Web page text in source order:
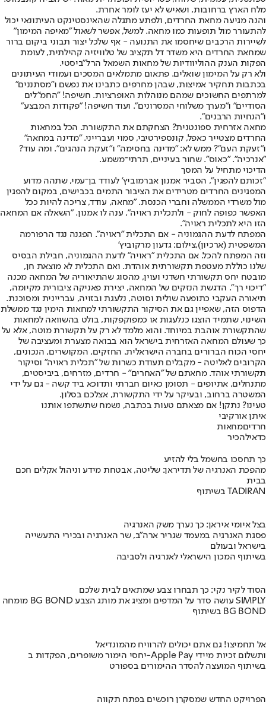
מלח הארץ ברחובות, ושאיש לא יעז לומר אחרת.
והנה מגיעה מחאת החרדים, ולפתע מתגלה שהאינסטינקט העיתונאי יכול
להתעורר מול תופעות כמו מחאה. למשל, אפשר לשאול "מאיפה המימון"
לשיירות הרכבים שיחסמו את התנועה - אף שלכל יצור תבוני ביקום ברור
שמחאת החרדים היא משדר דל תקציב של טלוויזיה קהילתית, לעומת
הפקות הענק ההוליוודיות של מחאות השמאל הרל"ביסטי.
ולא רק על המימון שואלים. פתאום מתמלאים המסכים ועמודי העיתונים
בכתבות תחקיר אמיצות, שבהן מחרפים כתבינו את נפשם ו"מסתננים"
למרתפים החשוכים שמהם מנוהלות האופרציות. חשיפה! "החמ"לים
הסודיים" ו"מערך משלוחי המסרונים". ועוד חשיפה! "פקודות המבצע"
ו"הנחיות הרבנים".
מחאה אזרחית ספונטנית? הצחקתם את התקשורת. הכל במחאות
החרדים מצטייר כאפל, קונספירטיבי, סמוי ועברייני. "מדינה במחאה"
ו"זעקת העם"? ממש לא: "מדינה בחסימה" ו"זעקת הנהגים". ומה עוד?
"אנרכיה". "כאוס". שחור בעיניים, תרתי־משמע.
הדיכוי מתחיל על המסך
"זכותם להפגין", הסביר אמנון אברמוביץ' לעודד בן־עמי, שתהה מדוע
המפגינים החרדים מטרידים את הציבור התמים בכבישים, במקום להפגין
מול משרדי הממשלה וחברי הכנסת. "מחאה, עודד, צריכה להיות ככל
האפשר כפופה לחוק - ולתכלית ראויה", ענה לו אמנון. "השאלה אם המחאה
הזו היא לתכלית ראויה".
המפתח לדעת ההגמוניה - אם התכלית "ראויה". הפגנה נגד הרפורמה
המשפטית (ארכיון),צילום: גדעון מרקוביץ'
וזה המפתח להכל. אם התכלית "ראויה" לדעת ההגמוניה, חבילת הבסיס
שלנו כוללת מעטפת תקשורתית אוהדת. ואם התכלית לא מוצאת חן,
מובטח יחס תקשורתי חשדני ועוין, מהסוג שהתיאוריה של המחאה מכנה
"דיכוי רך". הדגשת הנזקים של המחאה, יצירת פאניקה ציבורית מקיומה,
תיאורה העקבי כתופעה שולית וסוטה, נלעגת ובזויה, עבריינית ומסוכנת.
הדפוס הזה, שאפיין גם את הסיקור התקשורתי למחאות הימין נגד ממשלת
השינוי, שתמיד הוצגו כנלעגות או כמפוקפקות, בולט בהשוואה למחאות
שהתקשורת אוהבת במיוחד. והוא מלמד לא רק על תקשורת מוטה, אלא על
כך שעולם המחאה האזרחית בישראל הוא בבואה מצערת ומעציבה של
יחסי הכוח הברורים בחברה הישראלית. החזקים, המקושרים, הנכונים,
הקרובים לאליטה - מקבלים תעודת כשרות של "תכלית ראויה" וסיקור
תקשורתי אוהד. מחאתם של "האחרים" - חרדים, מזרחים, ביביסטים,
מתנחלים, אתיופים - תסומן כאיום חברתי ותדוכא ביד קשה - גם על ידי
המשטרה ברחוב, ובעיקר על ידי התקשורת, אצלכם בסלון.
טעינו? נתקן! אם מצאתם טעות בכתבה, נשמח שתשתפו אותנו
איתן אורקיבי
חרדיםמחאות
כדאילהכיר
כך תחסכו בחשמל בלי להזיע
מהפכת האנרגיה של תדיראן: שליטה, אבטחת מידע וניהול אקלים חכם
בבית
בשיתוף TADIRAN
בצל איומי איראן: כך נערך משק האנרגיה
פסגת האנרגיה במעמד שגריר ארה"ב, שר האנרגיה ובכירי התעשייה
בישראל ובעולם
בשיתוף המכון הישראלי לאנרגיה ולסביבה
הסוד לקיר נקי: כך תבחרו צבע שמתאים לבית שלכם
מומחה BG BOND עושה סדר על המדפים ומציג את מותג הצבע SIMPLY
בשיתוף BG BOND
אל תחמיצו! גם אתם יכולים להרוויח מהמונדיאל
יחסי הימור משופרים, הפקדות ב-Apple Pay ותשלום זכיות מיידי
בשיתוף המועצה להסדר ההימורים בספורט
הפרויקט החדש שמסקרן רוכשים בפתח תקווה